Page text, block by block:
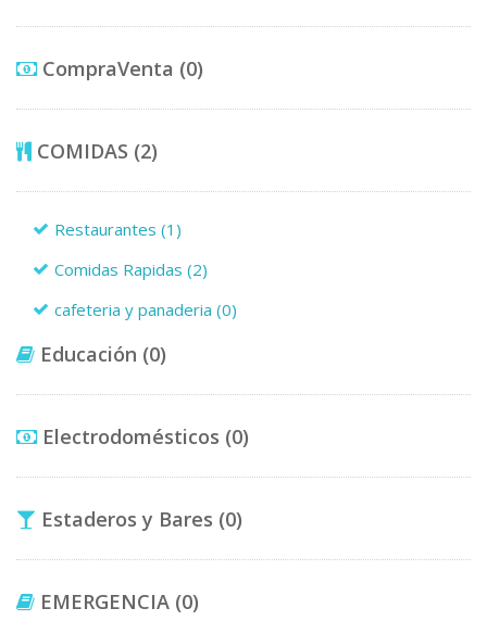
CompraVenta (0)
COMIDAS (2)
Restaurantes
(1)
Comidas Rapidas
(2)
cafeteria y panaderia
(0)
Educación (0)
Electrodomésticos (0)
Estaderos y Bares (0)
EMERGENCIA (0)